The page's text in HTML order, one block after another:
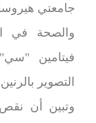
جامعتي
والصحة في
فيتامين
التصوير
وتبين أن